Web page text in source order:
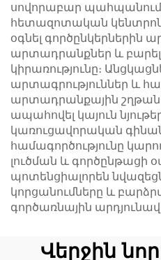
սովորաբար
հետազոտական
օգնել գործընկերներին
արտադրանքներ և
կիրառությունը։
արտագրություններ և
արտադրանքային
ապահովել կայուն
կառուցավորական
համագործությունը
լուծման և գործընթացի
պոտենցիալորեն
կորցանումները և
գործառնային
Վերջին